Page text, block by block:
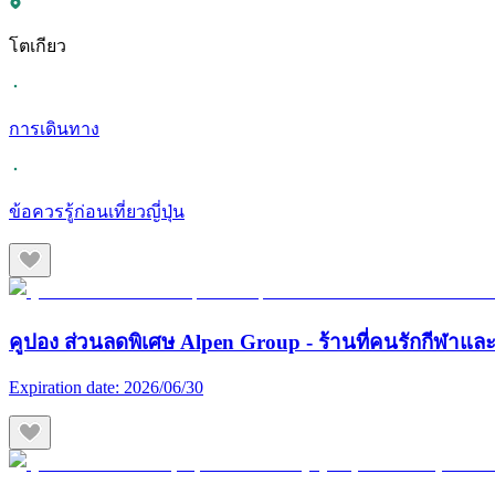
โตเกียว
การเดินทาง
ข้อควรรู้ก่อนเที่ยวญี่ปุ่น
คูปอง ส่วนลดพิเศษ Alpen Group - ร้านที่คนรักกีฬาแล
Expiration date: 2026/06/30